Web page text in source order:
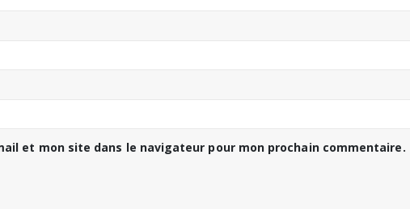
et mon site dans le navigateur pour mon prochain commentaire.